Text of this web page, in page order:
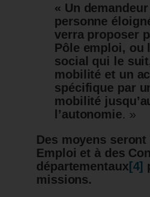
« Un
personne
verra proposer
Pôle emploi, ou
social qui le
mobilité et un
spécifique par
mobilité
l’autonomie. »
Des moyens
Emploi et à des
départementaux [4]
missions.